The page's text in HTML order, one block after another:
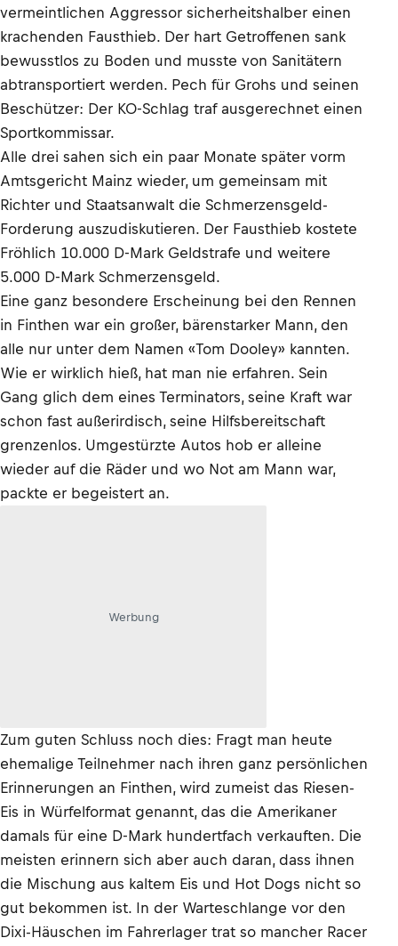
vermeintlichen Aggressor sicherheitshalber einen
krachenden Fausthieb. Der hart Getroffenen sank
bewusstlos zu Boden und musste von Sanitätern
abtransportiert werden. Pech für Grohs und seinen
Beschützer: Der KO-Schlag traf ausgerechnet einen
Sportkommissar.
Alle drei sahen sich ein paar Monate später vorm
Amtsgericht Mainz wieder, um gemeinsam mit
Richter und Staatsanwalt die Schmerzensgeld-
Forderung auszudiskutieren. Der Fausthieb kostete
Fröhlich 10.000 D-Mark Geldstrafe und weitere
5.000 D-Mark Schmerzensgeld.
Eine ganz besondere Erscheinung bei den Rennen
in Finthen war ein großer, bärenstarker Mann, den
alle nur unter dem Namen «Tom Dooley» kannten.
Wie er wirklich hieß, hat man nie erfahren. Sein
Gang glich dem eines Terminators, seine Kraft war
schon fast außerirdisch, seine Hilfsbereitschaft
grenzenlos. Umgestürzte Autos hob er alleine
wieder auf die Räder und wo Not am Mann war,
packte er begeistert an.
Werbung
Zum guten Schluss noch dies: Fragt man heute
ehemalige Teilnehmer nach ihren ganz persönlichen
Erinnerungen an Finthen, wird zumeist das Riesen-
Eis in Würfelformat genannt, das die Amerikaner
damals für eine D-Mark hundertfach verkauften. Die
meisten erinnern sich aber auch daran, dass ihnen
die Mischung aus kaltem Eis und Hot Dogs nicht so
gut bekommen ist. In der Warteschlange vor den
Dixi-Häuschen im Fahrerlager trat so mancher Racer